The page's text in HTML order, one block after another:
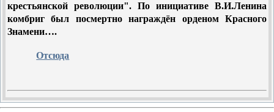
крестьянской революции". По инициативе В.И.Ленина
комбриг был посмертно награждён орденом Красного
Знамени….
Отсюда